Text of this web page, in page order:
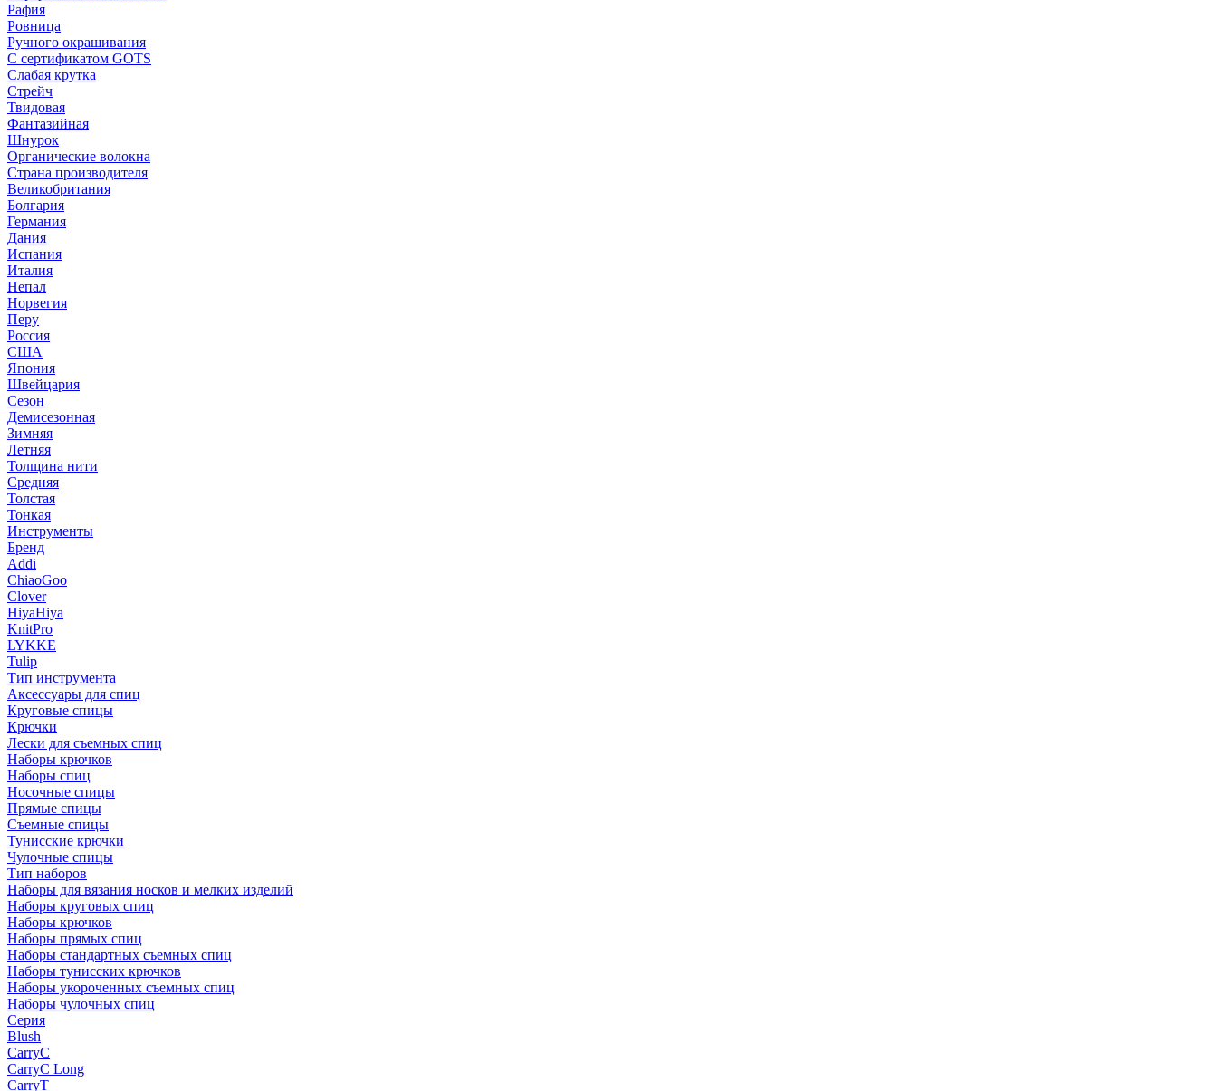
Рафия
Ровница
Ручного окрашивания
С сертификатом GOTS
Слабая крутка
Стрейч
Твидовая
Фантазийная
Шнурок
Органические волокна
Страна производителя
Великобритания
Болгария
Германия
Дания
Испания
Италия
Непал
Норвегия
Перу
Россия
США
Япония
Швейцария
Сезон
Демисезонная
Зимняя
Летняя
Толщина нити
Средняя
Толстая
Тонкая
Инструменты
Бренд
Addi
ChiaoGoo
Clover
HiyaHiya
KnitPro
LYKKE
Tulip
Тип инструмента
Аксессуары для спиц
Круговые спицы
Крючки
Лески для съемных спиц
Наборы крючков
Наборы спиц
Носочные спицы
Прямые спицы
Съемные спицы
Тунисские крючки
Чулочные спицы
Тип наборов
Наборы для вязания носков и мелких изделий
Наборы круговых спиц
Наборы крючков
Наборы прямых спиц
Наборы стандартных съемных спиц
Наборы тунисских крючков
Наборы укороченных съемных спиц
Наборы чулочных спиц
Серия
Blush
CarryC
CarryC Long
CarryT